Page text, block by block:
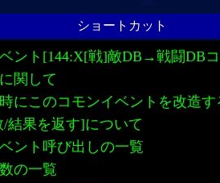
ショートカット
ント[144:X[戦]敵DB→戦闘DB
関して
にこのコモンイベントを改造す
結果を返す]について
ント呼び出しの一覧
の一覧